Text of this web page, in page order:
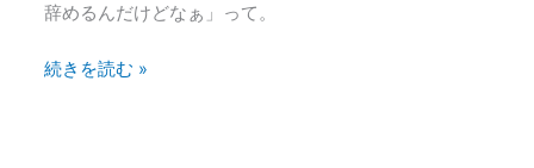
辞めるんだけどなぁ」って。
続きを読む »